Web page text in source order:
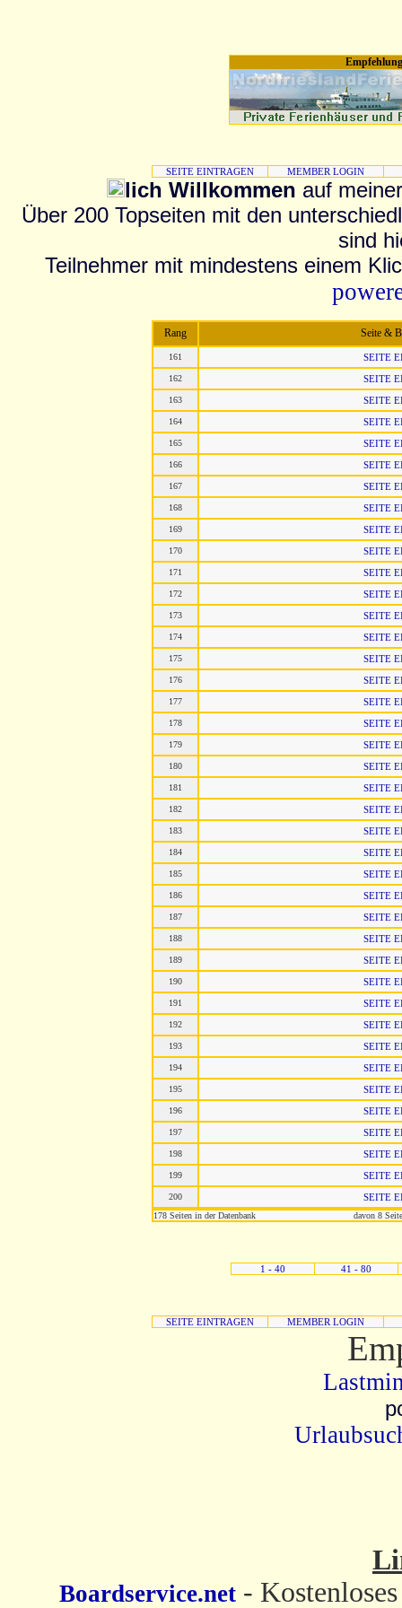
SEITE EINTRAGEN MEMBER LOGIN
lich Willkommen auf
Über 200 Topseiten mit den
sind
Teilnehmer mit mindestens einem
Rang Seite &
161 SEITE
162 SEITE
163 SEITE
164 SEITE
165 SEITE
166 SEITE
167 SEITE
168 SEITE
169 SEITE
170 SEITE
171 SEITE
172 SEITE
173 SEITE
174 SEITE
175 SEITE
176 SEITE
177 SEITE
178 SEITE
179 SEITE
180 SEITE
181 SEITE
182 SEITE
183 SEITE
184 SEITE
185 SEITE
186 SEITE
187 SEITE
188 SEITE
189 SEITE
190 SEITE
191 SEITE
192 SEITE
193 SEITE
194 SEITE
195 SEITE
196 SEITE
197 SEITE
198 SEITE
199 SEITE
200 SEITE
178 Seiten in der Datenbank davon 8
1 - 40 41 - 80
SEITE EINTRAGEN MEMBER LOGIN
Boardservice.net-